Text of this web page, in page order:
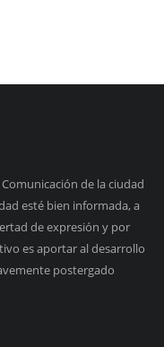
de la ciudad
esté bien informada, a
de expresión y por
es aportar al desarrollo
postergado